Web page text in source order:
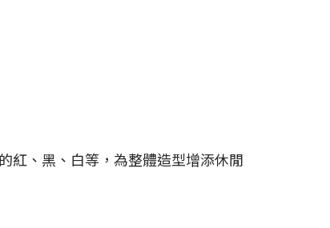
紅、黑、白等，為整體造型增添休閒